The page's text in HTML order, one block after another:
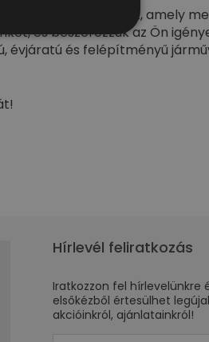
talált olyan járművet, amely
és beszerezzük az Ön
évjáratú és felépítményű
Hírlevél feliratkozás
Iratkozzon fel hírlevelünkre
elsőkézből értesülhet
akcióinkról, ajánlatainkról!